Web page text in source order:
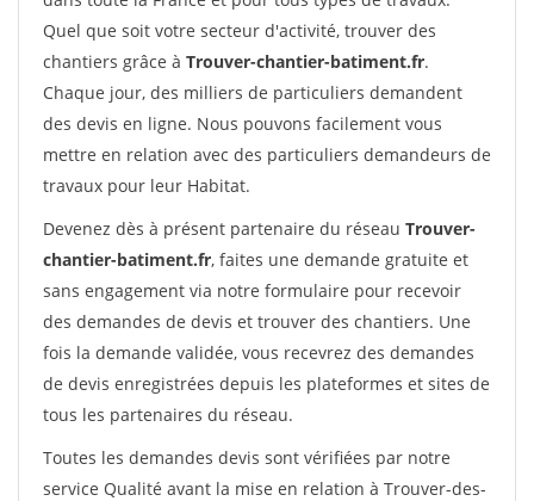
Quel que soit votre secteur d'activité, trouver des
chantiers grâce à Trouver-chantier-batiment.fr.
Chaque jour, des milliers de particuliers demandent
des devis en ligne. Nous pouvons facilement vous
mettre en relation avec des particuliers demandeurs de
travaux pour leur Habitat.
Devenez dès à présent partenaire du réseau Trouver-
chantier-batiment.fr, faites une demande gratuite et
sans engagement via notre formulaire pour recevoir
des demandes de devis et trouver des chantiers. Une
fois la demande validée, vous recevrez des demandes
de devis enregistrées depuis les plateformes et sites de
tous les partenaires du réseau.
Toutes les demandes devis sont vérifiées par notre
service Qualité avant la mise en relation à Trouver-des-